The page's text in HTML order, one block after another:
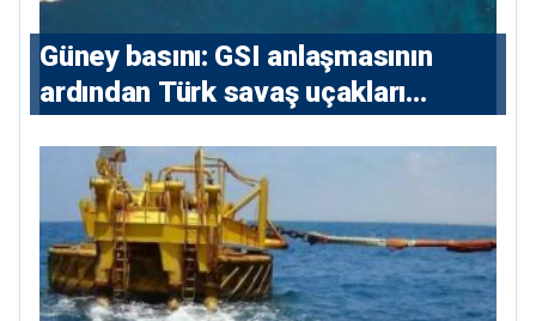
Güney basını: ⁠GSI anlaşmasının
ardından Türk savaş uçakları